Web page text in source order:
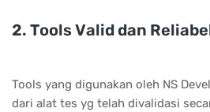
2. Tооlѕ Vаlіd dаn
Tools yang digunakan oleh NS
dari alat tes yg telah divalidasi